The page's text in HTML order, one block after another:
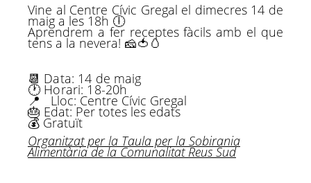
Vine al Centre Cívic Gregal el dimecres 14 de
maig a les 18h 🕕
Aprendrem a fer receptes fàcils amb el que
tens a la nevera! 🧀🍅🥚
📆 Data: 14 de maig
🕐 Horari: 18-20h
📍 Lloc: Centre Cívic Gregal
🎂 Edat: Per totes les edats
💰 Gratuït
Organitzat per la Taula per la Sobirania
Alimentària de la Comunalitat Reus Sud